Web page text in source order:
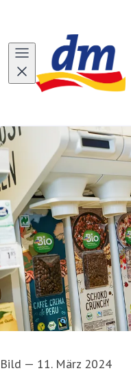
Bild — 11. März 2024